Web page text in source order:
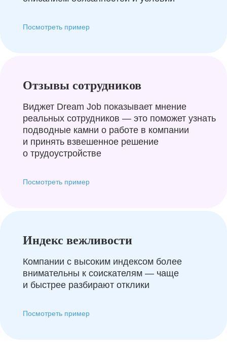
Посмотреть пример
Отзывы сотрудников
Виджет Dream Job показывает мнение
реальных сотрудников — это поможет узнать
подводные камни о работе в компании
и принять взвешенное решение
о трудоустройстве
Посмотреть пример
Индекс вежливости
Компании с высоким индексом более
внимательны к соискателям — чаще
и быстрее разбирают отклики
Посмотреть пример